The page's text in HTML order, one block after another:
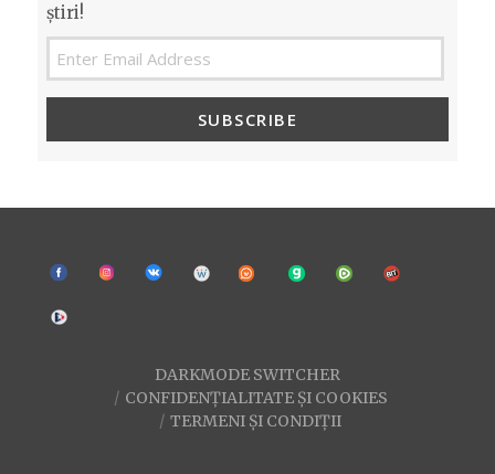
știri!
SUBSCRIBE
DARKMODE SWITCHER
CONFIDENȚIALITATE ȘI COOKIES
TERMENI ȘI CONDIȚII